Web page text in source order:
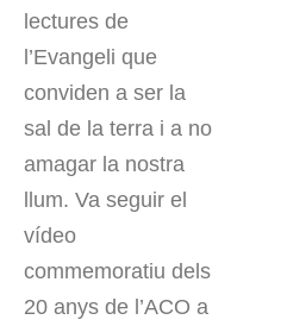
lectures de
l’Evangeli que
conviden a ser la
sal de la terra i a no
amagar la nostra
llum. Va seguir el
vídeo
commemoratiu dels
20 anys de l’ACO a